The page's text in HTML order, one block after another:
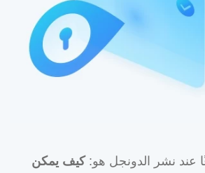
عند نشر الدونجل هو:كيف يمكن